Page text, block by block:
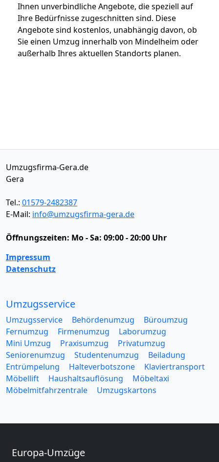
Ihnen unverbindliche Angebote, die speziell auf
Ihre Bedürfnisse zugeschnitten sind. Diese
Angebote sind kostenlos, unabhängig davon, ob
Sie einen Umzug innerhalb von Mindelheim oder
außerhalb Ihres aktuellen Standorts planen.
Umzugsfirma-Gera.de
Gera
Tel.: 01579-2482387
E-Mail: info@umzugsfirma-gera.de
Öffnungszeiten: Mo - Sa: 09:00 - 20:00 Uhr
Impressum
Datenschutz
Umzugsservice
Umzugsservice Behördenumzug
Büroumzug
Fernumzug
Firmenumzug
Laborumzug
Mini Umzug
Praxisumzug
Privatumzug
Seniorenumzug
Studentenumzug
Beiladung
Entrümpelung
Halteverbotszone
Klaviertransport
Möbellift
Haushaltsauflösung
Möbeltaxi
Möbelmitfahrzentrale
Umzugskartons
Europa-Umzüge